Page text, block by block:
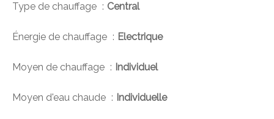
Type de chauffage Central
Énergie de chauffage Electrique
Moyen de chauffage Individuel
Moyen d'eau chaude Individuelle